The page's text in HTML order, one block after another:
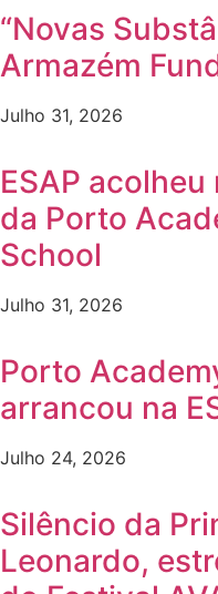
“Novas
Armazém
Julho 31, 2026
ESAP
da Porto
School
Julho 31, 2026
Porto
arrancou na
Julho 24, 2026
Silêncio da
Leonardo,